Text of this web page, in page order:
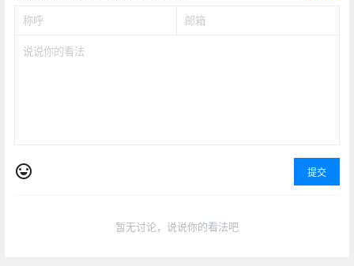
提交
暂无讨论，说说你的看法吧